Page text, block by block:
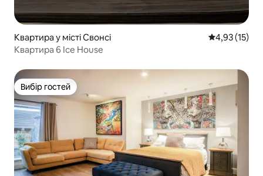
Квартира у місті Свонсі Середня
4,93 (15)
Квартира 6 Ice House
Вибір гостей
Вибір гостей